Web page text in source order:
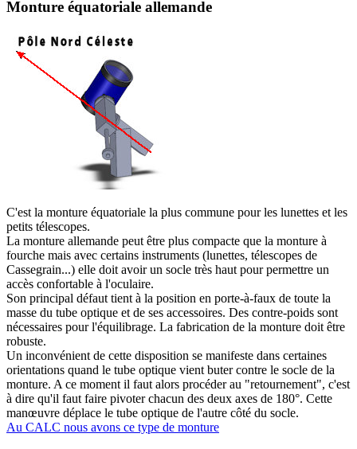
Monture équatoriale allemande
C'est la monture équatoriale la plus commune pour les lunettes et les
petits télescopes.
La monture allemande peut être plus compacte que la monture à
fourche mais avec certains instruments (lunettes, télescopes de
Cassegrain...) elle doit avoir un socle très haut pour permettre un
accès confortable à l'oculaire.
Son principal défaut tient à la position en porte-à-faux de toute la
masse du tube optique et de ses accessoires. Des contre-poids sont
nécessaires pour l'équilibrage. La fabrication de la monture doit être
robuste.
Un inconvénient de cette disposition se manifeste dans certaines
orientations quand le tube optique vient buter contre le socle de la
monture. A ce moment il faut alors procéder au "retournement", c'est
à dire qu'il faut faire pivoter chacun des deux axes de 180°. Cette
manœuvre déplace le tube optique de l'autre côté du socle.
Au CALC nous avons ce type de monture